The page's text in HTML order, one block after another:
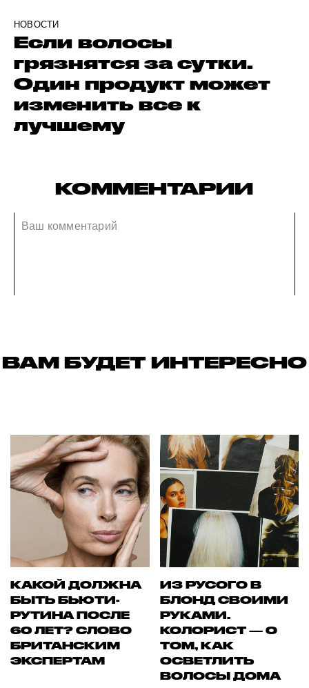
НОВОСТИ
Если волосы
грязнятся за сутки.
Один продукт может
изменить все к
лучшему
КОММЕНТАРИИ
ВАМ БУДЕТ ИНТЕРЕСНО
КАКОЙ ДОЛЖНА
БЫТЬ БЬЮТИ-
РУТИНА ПОСЛЕ
60 ЛЕТ? СЛОВО
БРИТАНСКИМ
ЭКСПЕРТАМ
ИЗ РУСОГО В
БЛОНД СВОИМИ
РУКАМИ.
КОЛОРИСТ — О
ТОМ, КАК
ОСВЕТЛИТЬ
ВОЛОСЫ ДОМА